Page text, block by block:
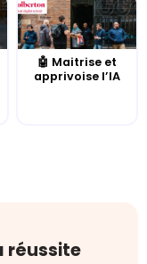
🤖 Maitrise et
apprivoise l’IA
réussite